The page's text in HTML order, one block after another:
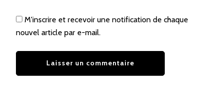
M'inscrire et recevoir une notification de chaque
nouvel article par e-mail.